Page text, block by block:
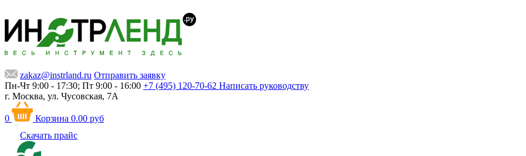
zakaz@instrland.ru Отправить заявку
Пн-Чт 9:00 - 17:30; Пт 9:00 - 16:00 +7 (495) 120-70-62 Написать руководству
г. Москва, ул. Чусовская, 7А
0 Корзина 0.00 руб
Скачать прайс